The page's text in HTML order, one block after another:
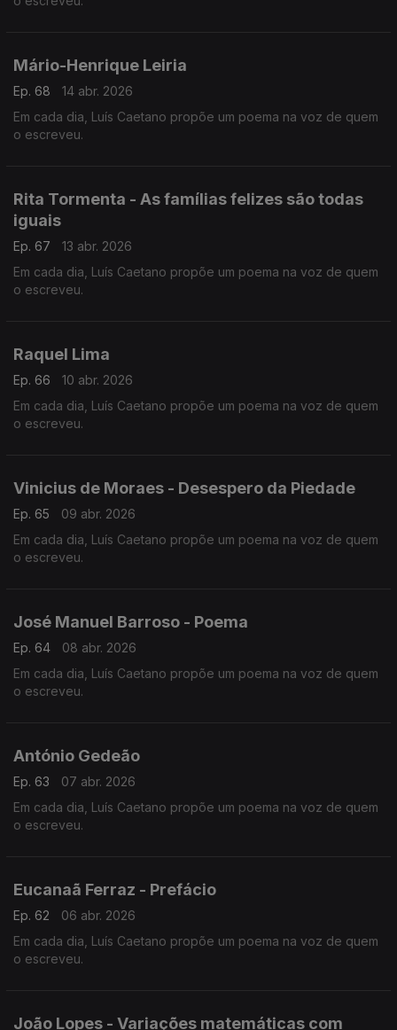
Mário-Henrique Leiria
Ep. 68
14 abr. 2026
Em cada dia, Luís Caetano propõe um poema na voz de quem
o escreveu.
Rita Tormenta - As famílias felizes são todas
iguais
Ep. 67
13 abr. 2026
Em cada dia, Luís Caetano propõe um poema na voz de quem
o escreveu.
Raquel Lima
Ep. 66
10 abr. 2026
Em cada dia, Luís Caetano propõe um poema na voz de quem
o escreveu.
Vinicius de Moraes - Desespero da Piedade
Ep. 65
09 abr. 2026
Em cada dia, Luís Caetano propõe um poema na voz de quem
o escreveu.
José Manuel Barroso - Poema
Ep. 64
08 abr. 2026
Em cada dia, Luís Caetano propõe um poema na voz de quem
o escreveu.
António Gedeão
Ep. 63
07 abr. 2026
Em cada dia, Luís Caetano propõe um poema na voz de quem
o escreveu.
Eucanaã Ferraz - Prefácio
Ep. 62
06 abr. 2026
Em cada dia, Luís Caetano propõe um poema na voz de quem
o escreveu.
João Lopes - Variações matemáticas com